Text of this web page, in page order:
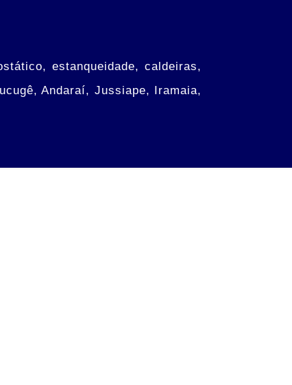
estanqueidade, caldeiras,
Andaraí, Jussiape, Iramaia,